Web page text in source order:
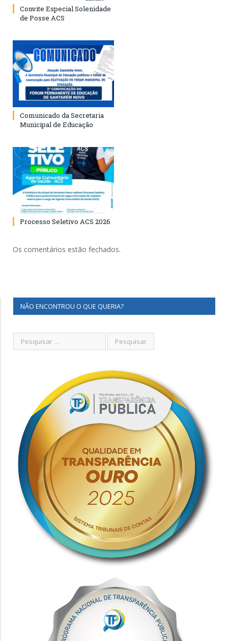
Convite Especial Solenidade
de Posse ACS
Comunicado da Secretaria
Municipal de Educação
Processo Seletivo ACS 2026
Os comentários estão fechados.
NÃO ENCONTROU O QUE QUERIA?